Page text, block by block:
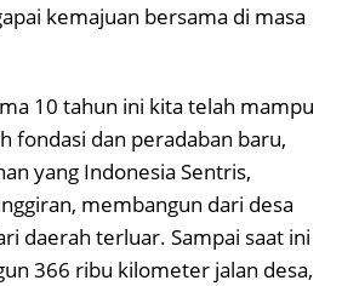
kemajuan bersama di masa
10 tahun ini kita telah mampu
fondasi dan peradaban baru,
yang Indonesia Sentris,
membangun dari desa
daerah terluar. Sampai saat ini
366 ribu kilometer jalan desa,